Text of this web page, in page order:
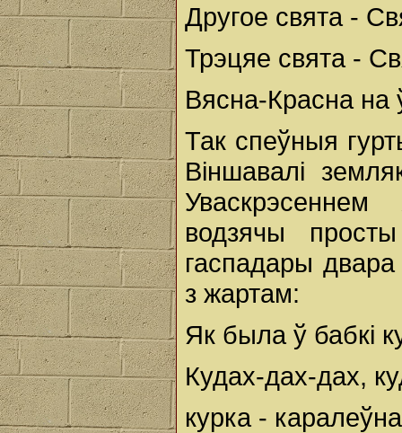
Другое свята -
Трэцяе свята -
Вясна-Красна на
Так спеўныя
Віншавалі
водзячы
гаспадары двара
з жартам:
Як была ў бабкі
Кудах-дах-дах,
курка -